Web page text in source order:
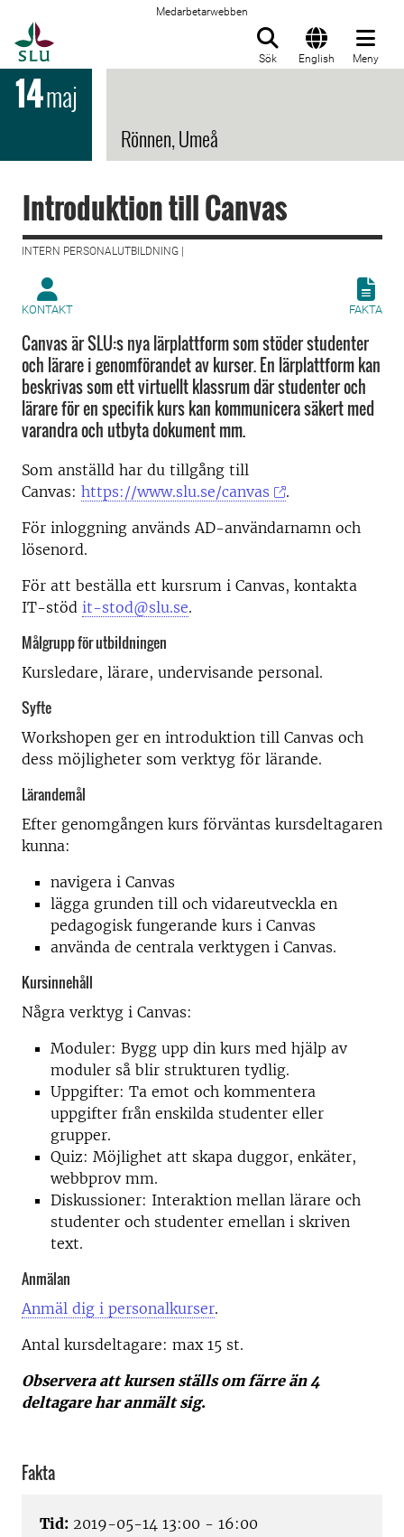
Medarbetarwebben
Sök English Meny
14maj
Rönnen, Umeå
Introduktion till Canvas
INTERN PERSONALUTBILDNING |
KONTAKT FAKTA
Canvas är SLU:s nya lärplattform som stöder studenter
och lärare i genomförandet av kurser. En lärplattform kan
beskrivas som ett virtuellt klassrum där studenter och
lärare för en specifik kurs kan kommunicera säkert med
varandra och utbyta dokument mm.
Som anställd har du tillgång till
Canvas: https://www.slu.se/canvas
.
För inloggning används AD-användarnamn och
lösenord.
För att beställa ett kursrum i Canvas, kontakta
IT-stöd it-stod@slu.se.
Målgrupp för utbildningen
Kursledare, lärare, undervisande personal.
Syfte
Workshopen ger en introduktion till Canvas och
dess möjligheter som verktyg för lärande.
Lärandemål
Efter genomgången kurs förväntas kursdeltagaren
kunna:
navigera i Canvas
lägga grunden till och vidareutveckla en
pedagogisk fungerande kurs i Canvas
använda de centrala verktygen i Canvas.
Kursinnehåll
Några verktyg i Canvas:
Moduler: Bygg upp din kurs med hjälp av
moduler så blir strukturen tydlig.
Uppgifter: Ta emot och kommentera
uppgifter från enskilda studenter eller
grupper.
Quiz: Möjlighet att skapa duggor, enkäter,
webbprov mm.
Diskussioner: Interaktion mellan lärare och
studenter och studenter emellan i skriven
text.
Anmälan
Anmäl dig i personalkurser.
Antal kursdeltagare: max 15 st.
Observera att kursen ställs om färre än 4
deltagare har anmält sig.
Fakta
Tid: 2019-05-14 13:00 - 16:00